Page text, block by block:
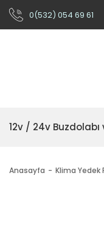
0(532) 054 69 61
12v / 24v
Anasayfa Klima Yedek